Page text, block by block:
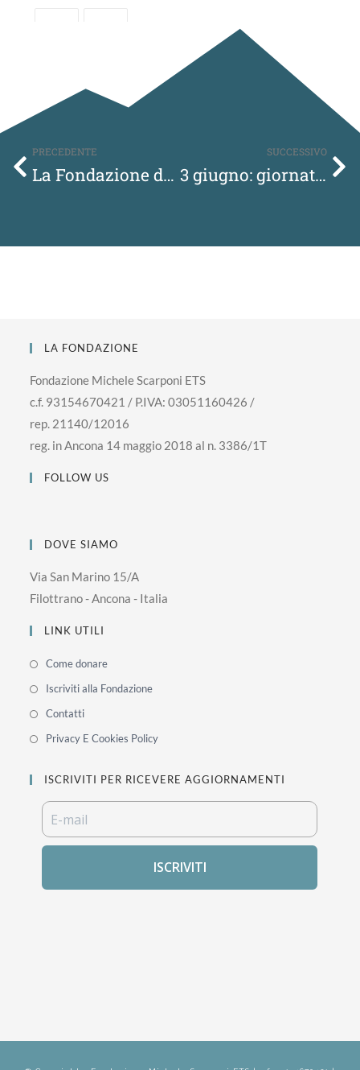
PRECEDENTE
La Fondazione di nuovo all’Eroica
SUCCESSIVO
3 giugno: giornata mondiale della bicicletta
LA FONDAZIONE
Fondazione Michele Scarponi ETS
c.f. 93154670421 / P.IVA: 03051160426 /
rep. 21140/12016
reg. in Ancona 14 maggio 2018 al n. 3386/1T
FOLLOW US
DOVE SIAMO
Via San Marino 15/A
Filottrano - Ancona - Italia
LINK UTILI
Come donare
Iscriviti alla Fondazione
Contatti
Privacy E Cookies Policy
ISCRIVITI PER RICEVERE AGGIORNAMENTI